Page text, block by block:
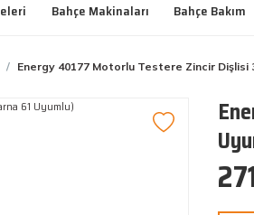
Bahçe Makinaları Bahçe Bakım
Energy 40177 Motorlu Testere Zincir Dişlisi